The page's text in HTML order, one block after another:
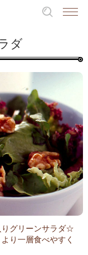
ダ
りグリーンサラダ☆
り一層食べやすく